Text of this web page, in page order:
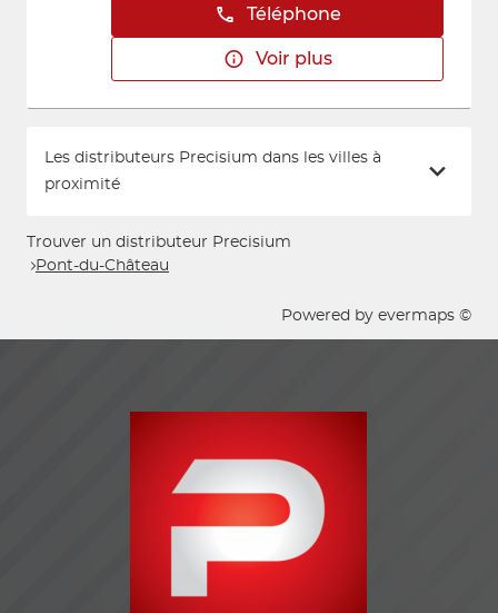
Téléphone
Voir plus
Les distributeurs Precisium dans les villes à
proximité
Trouver un distributeur Precisium
Pont-du-Château
Powered by evermaps ©